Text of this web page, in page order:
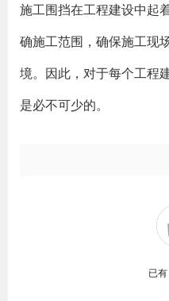
施工围挡在工程建设中起
确施工范围，确保施工现
境。因此，对于每个工程
是必不可少的。
已有